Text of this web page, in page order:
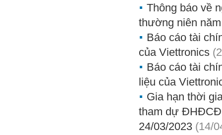
Thông báo về
thường niên
Báo cáo tài
của Viettronics
Báo cáo tài
liệu của
Gia hạn thời
tham dự ĐHĐCĐ
24/03/2023 (14/